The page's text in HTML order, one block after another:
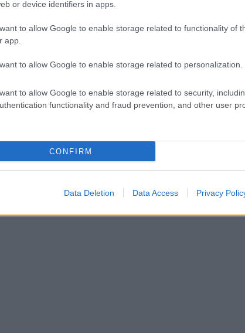
or device identifiers in apps.
to allow Google to enable storage related to functionality of
app.
to allow Google to enable storage related to personalization.
to allow Google to enable storage related to security,
functionality and fraud prevention, and other user
CONFIRM
Data Deletion Data Access Privacy
August 6, 2024
Ολυμπιακούς Αγώνες του Τόκιο το 2021!